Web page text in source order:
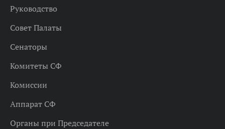
Руководство
Совет Палаты
Сенаторы
Комитеты СФ
Комиссии
Аппарат СФ
Органы при Председателе